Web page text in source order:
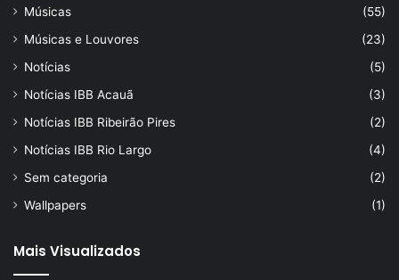
Músicas
(55)
Músicas e Louvores
(23)
Notícias
(5)
Notícias IBB Acauã
(3)
Notícias IBB Ribeirão Pires
(2)
Notícias IBB Rio Largo
(4)
Sem categoria
(2)
Wallpapers
(1)
Mais Visualizados